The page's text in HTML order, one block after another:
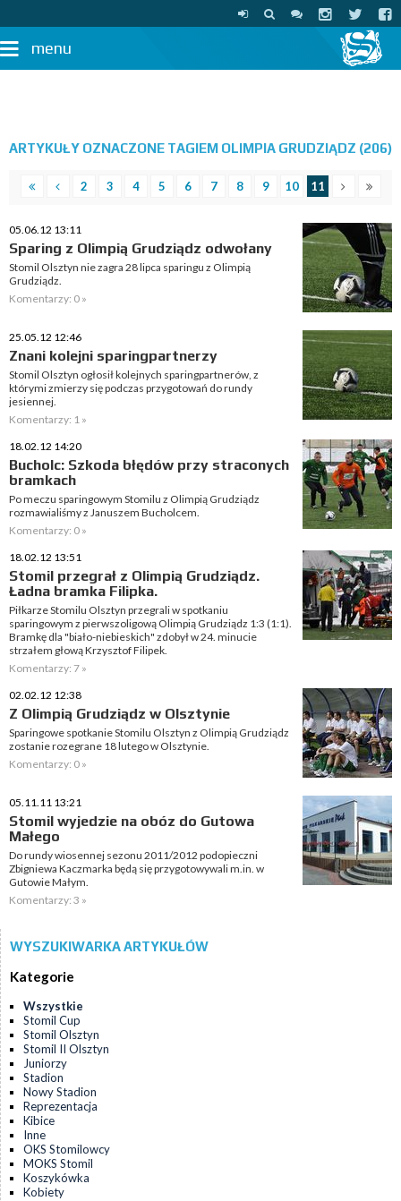
menu
ARTYKUŁY OZNACZONE TAGIEM OLIMPIA GRUDZIĄDZ (206)
2 3 4 5 6 7 8 9 10 11
05.06.12 13:11
Sparing z Olimpią Grudziądz odwołany
Stomil Olsztyn nie zagra 28 lipca sparingu z Olimpią
Grudziądz.
Komentarzy: 0 »
25.05.12 12:46
Znani kolejni sparingpartnerzy
Stomil Olsztyn ogłosił kolejnych sparingpartnerów, z
którymi zmierzy się podczas przygotowań do rundy
jesiennej.
Komentarzy: 1 »
18.02.12 14:20
Bucholc: Szkoda błędów przy straconych
bramkach
Po meczu sparingowym Stomilu z Olimpią Grudziądz
rozmawialiśmy z Januszem Bucholcem.
Komentarzy: 0 »
18.02.12 13:51
Stomil przegrał z Olimpią Grudziądz.
Ładna bramka Filipka.
Piłkarze Stomilu Olsztyn przegrali w spotkaniu
sparingowym z pierwszoligową Olimpią Grudziądz 1:3 (1:1).
Bramkę dla "biało-niebieskich" zdobył w 24. minucie
strzałem głową Krzysztof Filipek.
Komentarzy: 7 »
02.02.12 12:38
Z Olimpią Grudziądz w Olsztynie
Sparingowe spotkanie Stomilu Olsztyn z Olimpią Grudziądz
zostanie rozegrane 18 lutego w Olsztynie.
Komentarzy: 0 »
05.11.11 13:21
Stomil wyjedzie na obóz do Gutowa
Małego
Do rundy wiosennej sezonu 2011/2012 podopieczni
Zbigniewa Kaczmarka będą się przygotowywali m.in. w
Gutowie Małym.
Komentarzy: 3 »
WYSZUKIWARKA ARTYKUŁÓW
Kategorie
Wszystkie
Stomil Cup
Stomil Olsztyn
Stomil II Olsztyn
Juniorzy
Stadion
Nowy Stadion
Reprezentacja
Kibice
Inne
OKS Stomilowcy
MOKS Stomil
Koszykówka
Kobiety